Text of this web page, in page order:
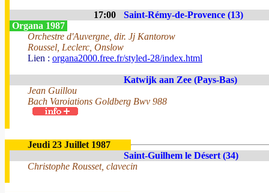
17:00
Saint-Rémy-de-Provence (13)
Organa 1987
Orchestre d'Auvergne, dir. Jj Kantorow
Roussel, Leclerc, Onslow
Lien : organa2000.free.fr/styled-28/index.html
Katwijk aan Zee (Pays-Bas)
Jean Guillou
Bach Varoiations Goldberg Bwv 988
Jeudi 23 Juillet 1987
Saint-Guilhem le Désert (34)
Christophe Rousset, clavecin